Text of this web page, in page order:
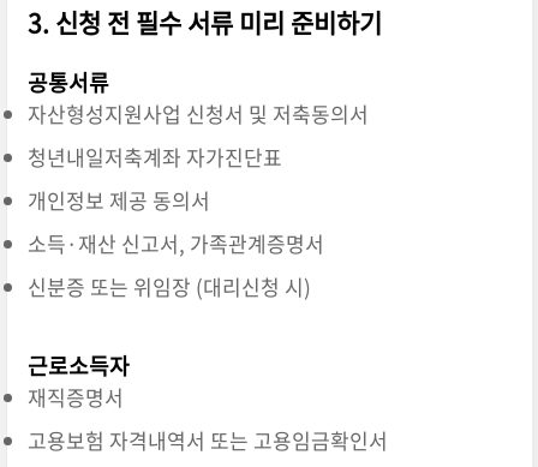
3. 신청 전 필수 서류 미리 준비하기
공통서류
자산형성지원사업 신청서 및 저축동의서
청년내일저축계좌 자가진단표
개인정보 제공 동의서
소득·재산 신고서, 가족관계증명서
신분증 또는 위임장 (대리신청 시)
근로소득자
재직증명서
고용보험 자격내역서 또는 고용임금확인서